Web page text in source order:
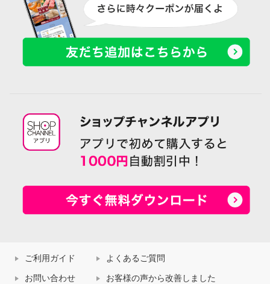
ご利用ガイド よくあるご質問
お問い合わせ お客様の声から改善しました